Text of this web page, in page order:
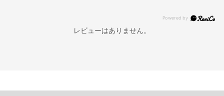
レビューはありません。